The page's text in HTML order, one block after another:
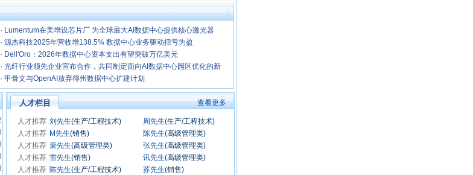
· Lumentum在美增设芯片厂 为全球最大AI数据中心提供核心激光器
· 源杰科技2025年营收增138.5% 数据中心业务驱动扭亏为盈
· Dell'Oro：2026年数据中心资本支出有望突破万亿美元
· 光纤行业领先企业宣布合作，共同制定面向AI数据中心园区优化的新
型多芯光纤设计
· 甲骨文与OpenAI放弃得州数据中心扩建计划